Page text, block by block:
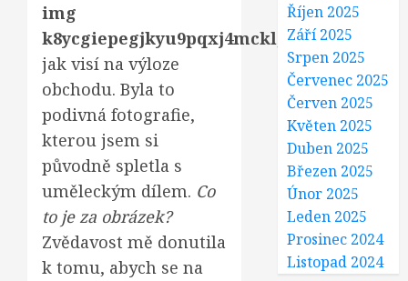
img
k8ycgiepegjkyu9pqxj4mckl
jak visí na výloze
obchodu. Byla to
podivná fotografie,
kterou jsem si
původně spletla s
uměleckým dílem. Co
to je za obrázek?
Zvědavost mě donutila
k tomu, abych se na
Říjen 2025
Září 2025
Srpen 2025
Červenec 2025
Červen 2025
Květen 2025
Duben 2025
Březen 2025
Únor 2025
Leden 2025
Prosinec 2024
Listopad 2024